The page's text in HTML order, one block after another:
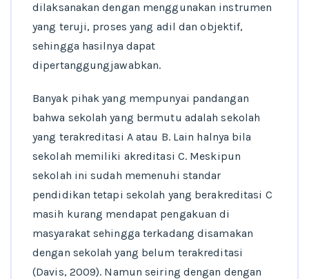
dilaksanakan dengan menggunakan instrumen
yang teruji, proses yang adil dan objektif,
sehingga hasilnya dapat
dipertanggungjawabkan.
Banyak pihak yang mempunyai pandangan
bahwa sekolah yang bermutu adalah sekolah
yang terakreditasi A atau B. Lain halnya bila
sekolah memiliki akreditasi C. Meskipun
sekolah ini sudah memenuhi standar
pendidikan tetapi sekolah yang berakreditasi C
masih kurang mendapat pengakuan di
masyarakat sehingga terkadang disamakan
dengan sekolah yang belum terakreditasi
(Davis, 2009). Namun seiring dengan dengan